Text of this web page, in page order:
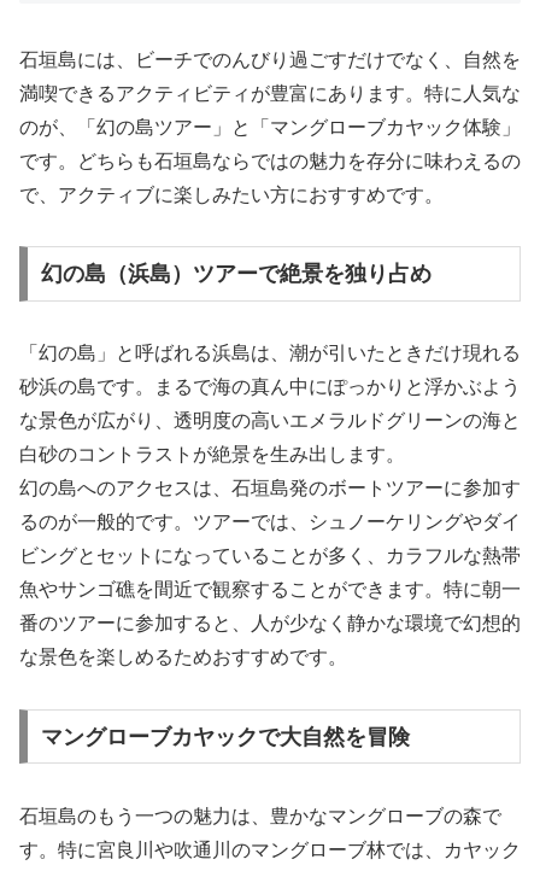
石垣島には、ビーチでのんびり過ごすだけでなく、自然を
満喫できるアクティビティが豊富にあります。特に人気な
のが、「幻の島ツアー」と「マングローブカヤック体験」
です。どちらも石垣島ならではの魅力を存分に味わえるの
で、アクティブに楽しみたい方におすすめです。
幻の島（浜島）ツアーで絶景を独り占め
「幻の島」と呼ばれる浜島は、潮が引いたときだけ現れる
砂浜の島です。まるで海の真ん中にぽっかりと浮かぶよう
な景色が広がり、透明度の高いエメラルドグリーンの海と
白砂のコントラストが絶景を生み出します。
幻の島へのアクセスは、石垣島発のボートツアーに参加す
るのが一般的です。ツアーでは、シュノーケリングやダイ
ビングとセットになっていることが多く、カラフルな熱帯
魚やサンゴ礁を間近で観察することができます。特に朝一
番のツアーに参加すると、人が少なく静かな環境で幻想的
な景色を楽しめるためおすすめです。
マングローブカヤックで大自然を冒険
石垣島のもう一つの魅力は、豊かなマングローブの森で
す。特に宮良川や吹通川のマングローブ林では、カヤック